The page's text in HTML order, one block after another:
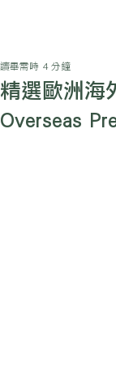
精選歐洲海
Overseas
讀畢需時 4 分鐘